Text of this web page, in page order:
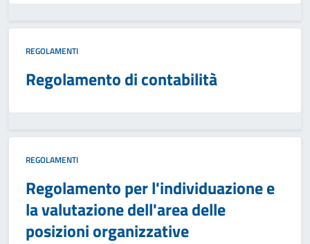
REGOLAMENTI
Regolamento di contabilità
REGOLAMENTI
Regolamento per l'individuazione e
la valutazione dell'area delle
posizioni organizzative